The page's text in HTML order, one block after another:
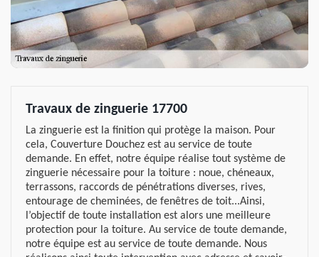
Travaux de zinguerie 17700
La zinguerie est la finition qui protège la maison. Pour
cela, Couverture Douchez est au service de toute
demande. En effet, notre équipe réalise tout système de
zinguerie nécessaire pour la toiture : noue, chéneaux,
terrassons, raccords de pénétrations diverses, rives,
entourage de cheminées, de fenêtres de toit...Ainsi,
l’objectif de toute installation est alors une meilleure
protection pour la toiture. Au service de toute demande,
notre équipe est au service de toute demande. Nous